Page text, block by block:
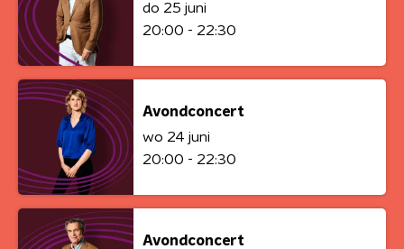
do 25 juni
20:00 - 22:30
Avondconcert
wo 24 juni
20:00 - 22:30
Avondconcert